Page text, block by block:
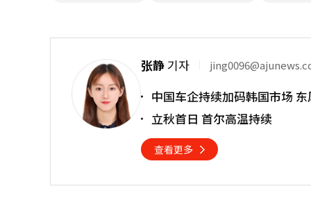
张静 기자
中国车企持续加码韩国市场
立秋首日 首尔高温持续
查看更多